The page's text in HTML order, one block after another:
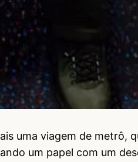
uma viagem de metrô,
um papel com um